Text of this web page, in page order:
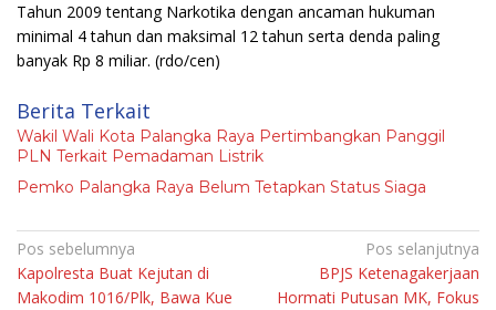
Tahun 2009 tentang Narkotika dengan ancaman hukuman
minimal 4 tahun dan maksimal 12 tahun serta denda paling
banyak Rp 8 miliar. (rdo/cen)
Berita Terkait
Wakil Wali Kota Palangka Raya Pertimbangkan Panggil
PLN Terkait Pemadaman Listrik
Pemko Palangka Raya Belum Tetapkan Status Siaga
Navigasi
pos
Pos sebelumnya
Kapolresta Buat Kejutan di
Makodim 1016/Plk, Bawa Kue
Pos selanjutnya
BPJS Ketenagakerjaan
Hormati Putusan MK, Fokus